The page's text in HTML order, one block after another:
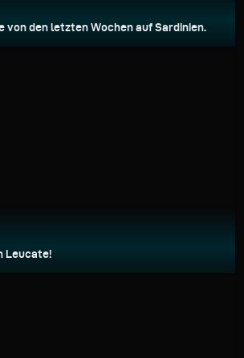
von den letzten Wochen auf Sardinien.
Leucate!